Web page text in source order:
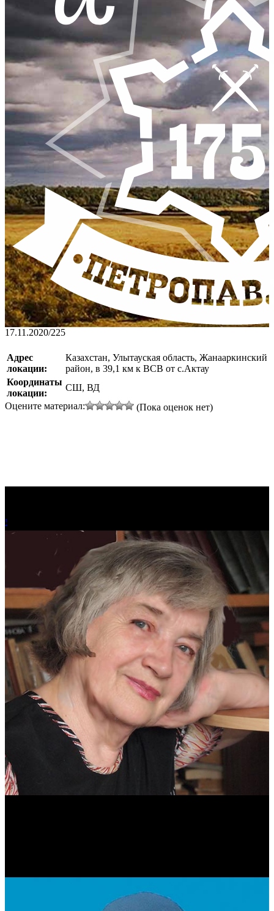
17.11.2020/225
Адрес
локации:
Казахстан, Улытауская область, Жанааркинский
район, в 39,1 км к ВСВ от с.Актау
Координаты
локации:
СШ, ВД
Оцените материал:
(Пока оценок нет)
!